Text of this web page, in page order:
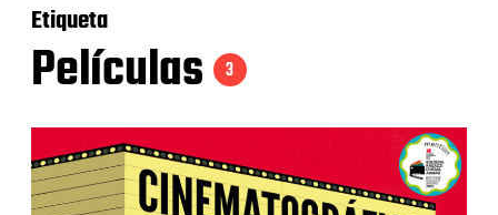
Etiqueta
Películas 3